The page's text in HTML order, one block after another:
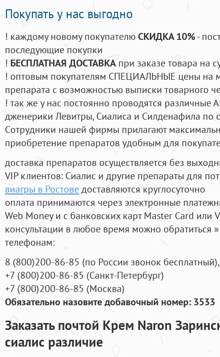
Покупать у нас выгодно
! каждому новому покупателюСКИДКА 10%-
последующие покупки
! БЕСПЛАТНАЯ ДОСТАВКА при заказе товара на
! оптовым покупателям СПЕЦИАЛЬНЫЕ цены на
препарата с возможностью выписки товарного
! так же у нас постоянно проводятся
дженерики Левитры, Сиалиса и Силденафила по
Cотрудники нашей фирмы прилагают
приобретение препаратов удобным для
доставка препаратов осуществляется без
VIP клиентов: Сиалис и другие препараты для
виагры в Ростоведоставляются круглосуточно
оплата принимаются через электронные
Web Money и с банковских карт Master Card или
консультации в любое время можно обратиться
телефонам:
8 (800)200-86-85 (по России звонок бесплатный),
+7 (800)200-86-85 (Санкт-Петербург)
+7 (800)200-86-85 (Москва)
Обязательно назовите добавочный номер: 3533
Заказать почтой Крем Naron
сиалис различие